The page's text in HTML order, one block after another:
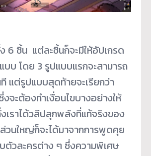
6 ชิ้น แต่ละชิ้นก็จะมีให้อัปเกรด
บบ โดย 3 รูปแบบแรกจะสามารถ
แต่รูปแบบสุดท้ายจะเรียกว่า
จะต้องทำเงื่อนไขบางอย่างให้
เราได้วลีปลุกพลังที่แท้จริงของ
วนใหญ่ก็จะได้มาจากการพูดคุย
วละครต่าง ๆ ซึ่งความพิเศษ